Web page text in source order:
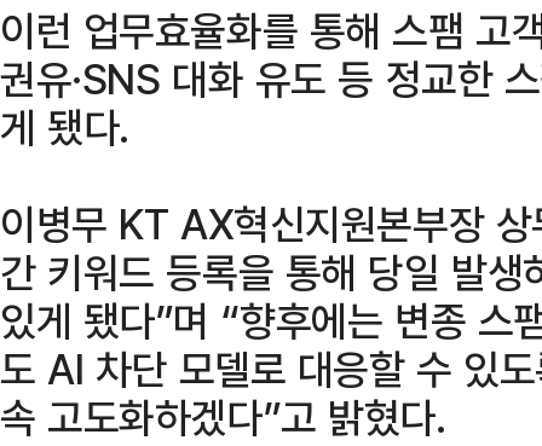
이런 업무효율화를 통해 스팸 고
권유·SNS 대화 유도 등 정교한
게 됐다.
이병무 KT AX혁신지원본부장
간 키워드 등록을 통해 당일 발
있게 됐다”며 “향후에는 변종 스
도 AI 차단 모델로 대응할 수 있
속 고도화하겠다”고 밝혔다.